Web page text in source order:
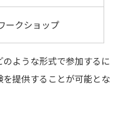
ークショップ
ような形式で参加するに
を提供することが可能とな